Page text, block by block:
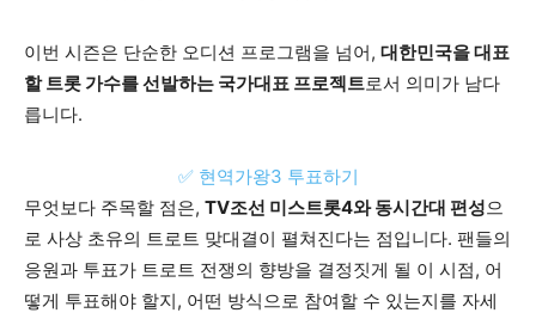
이번 시즌은 단순한 오디션 프로그램을 넘어, 대한민국을 대표
할 트롯 가수를 선발하는 국가대표 프로젝트로서 의미가 남다
릅니다.
✅ 현역가왕3 투표하기
무엇보다 주목할 점은, TV조선 미스트롯4와 동시간대 편성으
로 사상 초유의 트로트 맞대결이 펼쳐진다는 점입니다. 팬들의
응원과 투표가 트로트 전쟁의 향방을 결정짓게 될 이 시점, 어
떻게 투표해야 할지, 어떤 방식으로 참여할 수 있는지를 자세